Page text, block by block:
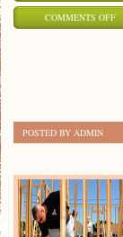
COMMENTS OFFON
POSTED BY ADMIN